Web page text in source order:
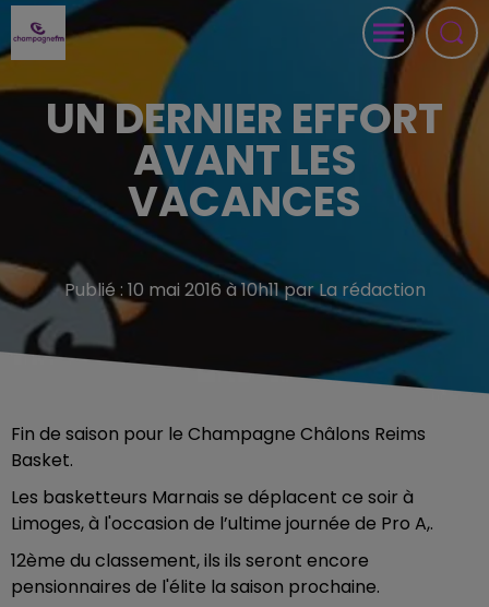
UN DERNIER EFFORT
AVANT LES
VACANCES
Publié : 10 mai 2016 à 10h11 par La rédaction
Fin de saison pour le Champagne Châlons Reims
Basket.
Les basketteurs Marnais se déplacent ce soir à
Limoges, à l'occasion de l’ultime journée de Pro A,.
12ème du classement, ils ils seront encore
pensionnaires de l'élite la saison prochaine.